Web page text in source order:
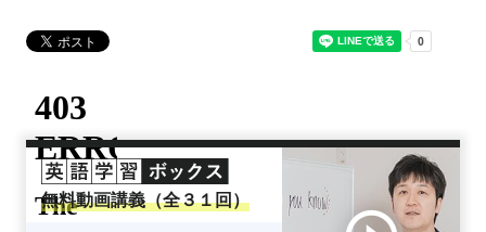
無料動画講義（全３１回）